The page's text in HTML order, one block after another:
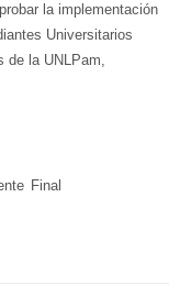
la implementación
Universitarios
de la UNLPam,
Final